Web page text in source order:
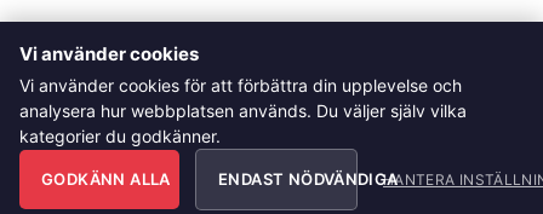
TILL KASSAN VARUKORG
HEMSIDEPOLICY
COOKIEPOLICY
INTEGRITETSPOLICY
ALLMÄNNA FRÅGOR OM VÅRA KURSER I SÖMNAD OCH
TILLSKÄRNING
Klädskolan Sverige AB, Åsgatan 35, 791 71 Falun Copyright
Vi använder cookies
Vi använder cookies för att förbättra din upplevelse och
analysera hur webbplatsen används. Du väljer själv vilka
kategorier du godkänner.
GODKÄNN ALLA ENDAST NÖDVÄNDIGAHANTERA